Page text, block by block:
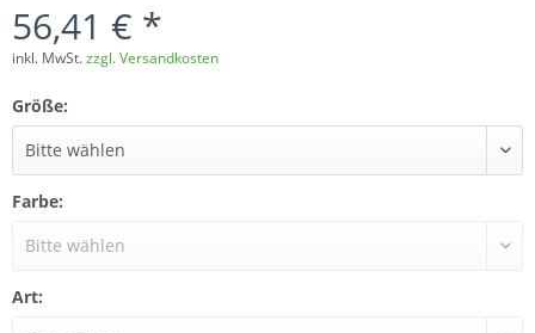
56,41 € *
inkl. MwSt.zzgl. Versandkosten
Größe:
Farbe:
Art: